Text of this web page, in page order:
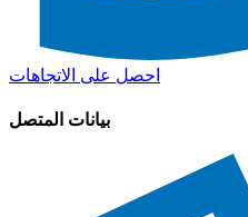
احصل على الاتجاهات
بيانات المتصل